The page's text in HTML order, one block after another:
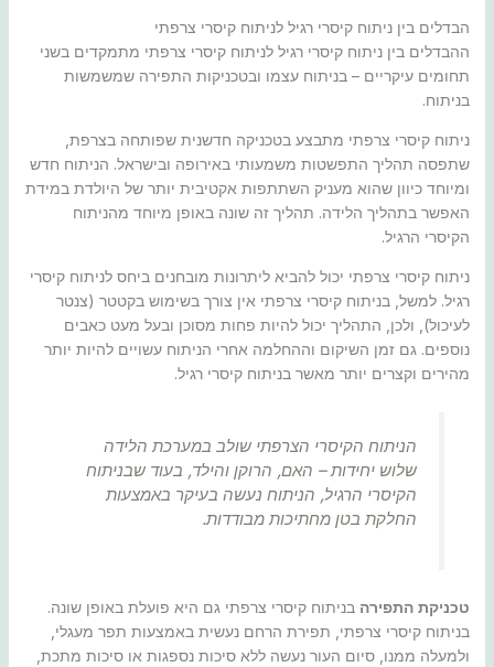
הבדלים בין ניתוח קיסרי רגיל לניתוח קיסרי צרפתי
ההבדלים בין ניתוח קיסרי רגיל לניתוח קיסרי צרפתי מתמקדים בשני
תחומים עיקריים – בניתוח עצמו ובטכניקות התפירה שמשמשות
בניתוח.
ניתוח קיסרי צרפתי מתבצע בטכניקה חדשנית שפותחה בצרפת,
שתפסה תהליך התפשטות משמעותי באירופה ובישראל. הניתוח חדש
ומיוחד כיוון שהוא מעניק השתתפות אקטיבית יותר של היולדת במידת
האפשר בתהליך הלידה. תהליך זה שונה באופן מיוחד מהניתוח
הקיסרי הרגיל.
ניתוח קיסרי צרפתי יכול להביא ליתרונות מובחנים ביחס לניתוח קיסרי
רגיל. למשל, בניתוח קיסרי צרפתי אין צורך בשימוש בקטטר (צנטר
לעיכול), ולכן, התהליך יכול להיות פחות מסוכן ובעל מעט כאבים
נוספים. גם זמן השיקום וההחלמה אחרי הניתוח עשויים להיות יותר
מהירים וקצרים יותר מאשר בניתוח קיסרי רגיל.
הניתוח הקיסרי הצרפתי שולב במערכת הלידה
שלוש יחידות – האם, הרוקן והילד, בעוד שבניתוח
הקיסרי הרגיל, הניתוח נעשה בעיקר באמצעות
החלקת בטן מחתיכות מבודדות.
טכניקת התפירה בניתוח קיסרי צרפתי גם היא פועלת באופן שונה.
בניתוח קיסרי צרפתי, תפירת הרחם נעשית באמצעות תפר מעגלי,
ולמעלה ממנו, סיום העור נעשה ללא סיכות נספגות או סיכות מתכת,